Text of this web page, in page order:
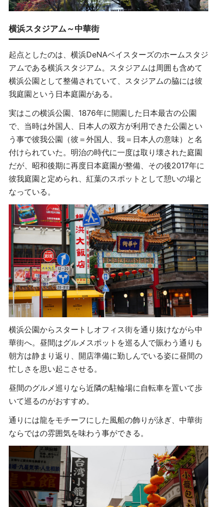
横浜スタジアム～中華街
起点としたのは、横浜DeNAベイスターズのホームスタジ
アムである横浜スタジアム。スタジアムは周囲も含めて
横浜公園として整備されていて、スタジアムの脇には彼
我庭園という日本庭園がある。
実はこの横浜公園、1876年に開園した日本最古の公園
で、当時は外国人、日本人の双方が利用できた公園とい
う事で彼我公園（彼＝外国人、我＝日本人の意味）と名
付けられていた。明治の時代に一度は取り壊された庭園
だが、昭和後期に再度日本庭園が整備、その後2017年に
彼我庭園と定められ、紅葉のスポットとして憩いの場と
なっている。
横浜公園からスタートしオフィス街を通り抜けながら中
華街へ。昼間はグルメスポットを巡る人で賑わう通りも
朝方は静まり返り、開店準備に勤しんでいる姿に昼間の
忙しさを思い起こさせる。
昼間のグルメ巡りなら近隣の駐輪場に自転車を置いて歩
いて巡るのがおすすめ。
通りには龍をモチーフにした風船の飾りが泳ぎ、中華街
ならではの雰囲気を味わう事ができる。